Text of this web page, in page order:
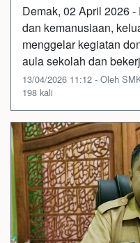
Demak, 02 April 2026
dan kemanusiaan,
menggelar kegiatan
aula sekolah dan
13/04/2026 11:12 - Oleh
198 kali